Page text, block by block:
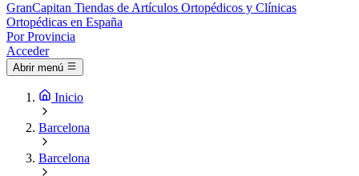
GranCapitan Tiendas de Artículos Ortopédicos y Clínicas
Ortopédicas en España
Por Provincia
Acceder
Abrir menú
Inicio
Barcelona
Barcelona